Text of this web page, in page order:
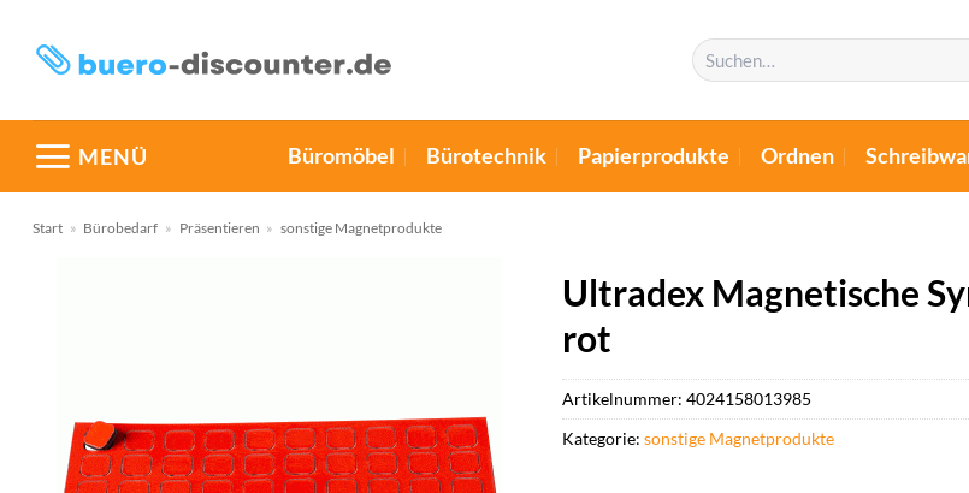
Inhalt
springen
Suchen
nach:
MENÜ Büromöbel Bürotechnik Papierprodukte Ordnen
Start » Bürobedarf » Präsentieren » sonstige Magnetprodukte
Ultradex Magnetische
rot
Artikelnummer: 4024158013985
Kategorie: sonstige Magnetprodukte